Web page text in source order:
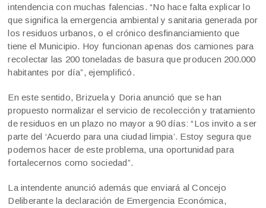
intendencia con muchas falencias. “No hace falta explicar lo
que significa la emergencia ambiental y sanitaria generada por
los residuos urbanos, o el crónico desfinanciamiento que
tiene el Municipio. Hoy funcionan apenas dos camiones para
recolectar las 200 toneladas de basura que producen 200.000
habitantes por día”, ejemplificó.
En este sentido, Brizuela y Doria anunció que se han
propuesto normalizar el servicio de recolección y tratamiento
de residuos en un plazo no mayor a 90 días: “Los invito a ser
parte del ‘Acuerdo para una ciudad limpia’. Estoy segura que
podemos hacer de este problema, una oportunidad para
fortalecernos como sociedad”.
La intendente anunció además que enviará al Concejo
Deliberante la declaración de Emergencia Económica,